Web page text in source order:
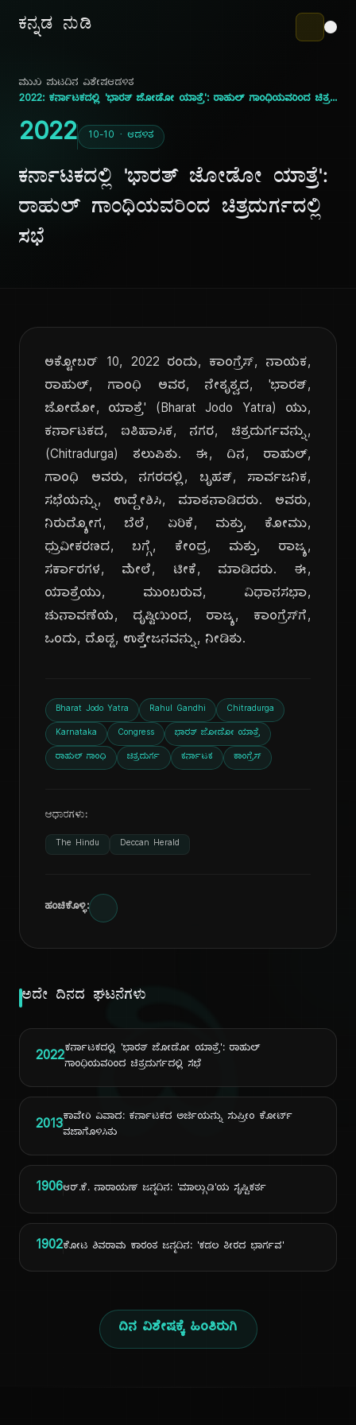
ಕನ್ನಡ ನುಡಿ
ದಿ
ಮುಖ ಪುಟದಿನ ವಿಶೇಷಆಡಳಿತ
2022: ಕರ್ನಾಟಕದಲ್ಲಿ 'ಭಾರತ್ ಜೋಡೋ ಯಾತ್ರೆ': ರಾಹುಲ್ ಗಾಂಧಿಯವರಿಂದ ಚಿತ್ರದುರ್ಗದಲ್ಲಿ ಸಭೆ
2022 10-10 · ಆಡಳಿತ
ಕರ್ನಾಟಕದಲ್ಲಿ 'ಭಾರತ್ ಜೋಡೋ ಯಾತ್ರೆ':
ರಾಹುಲ್ ಗಾಂಧಿಯವರಿಂದ ಚಿತ್ರದುರ್ಗದಲ್ಲಿ
ಸಭೆ
ಅಕ್ಟೋಬರ್ 10, 2022 ರಂದು, ಕಾಂಗ್ರೆಸ್, ನಾಯಕ,
ರಾಹುಲ್, ಗಾಂಧಿ ಅವರ, ನೇತೃತ್ವದ, 'ಭಾರತ್,
ಜೋಡೋ, ಯಾತ್ರೆ' (Bharat Jodo Yatra) ಯು,
ಕರ್ನಾಟಕದ, ಐತಿಹಾಸಿಕ, ನಗರ, ಚಿತ್ರದುರ್ಗವನ್ನು,
(Chitradurga) ತಲುಪಿತು. ಈ, ದಿನ, ರಾಹುಲ್,
ಗಾಂಧಿ ಅವರು, ನಗರದಲ್ಲಿ, ಬೃಹತ್, ಸಾರ್ವಜನಿಕ,
ಸಭೆಯನ್ನು, ಉದ್ದೇಶಿಸಿ, ಮಾತನಾಡಿದರು. ಅವರು,
ನಿರುದ್ಯೋಗ, ಬೆಲೆ, ಏರಿಕೆ, ಮತ್ತು, ಕೋಮು,
ಧ್ರುವೀಕರಣದ, ಬಗ್ಗೆ, ಕೇಂದ್ರ, ಮತ್ತು, ರಾಜ್ಯ,
ಸರ್ಕಾರಗಳ, ಮೇಲೆ, ಟೀಕೆ, ಮಾಡಿದರು. ಈ,
ಯಾತ್ರೆಯು, ಮುಂಬರುವ, ವಿಧಾನಸಭಾ,
ಚುನಾವಣೆಯ, ದೃಷ್ಟಿಯಿಂದ, ರಾಜ್ಯ, ಕಾಂಗ್ರೆಸ್‌ಗೆ,
ಒಂದು, ದೊಡ್ಡ, ಉತ್ತೇಜನವನ್ನು, ನೀಡಿತು.
Bharat Jodo Yatra Rahul Gandhi Chitradurga
Karnataka Congress ಭಾರತ್ ಜೋಡೋ ಯಾತ್ರೆ
ರಾಹುಲ್ ಗಾಂಧಿ ಚಿತ್ರದುರ್ಗ ಕರ್ನಾಟಕ ಕಾಂಗ್ರೆಸ್
ಆಧಾರಗಳು:
The Hindu Deccan Herald
ಹಂಚಿಕೊಳ್ಳಿ:
ಅದೇ ದಿನದ ಘಟನೆಗಳು
2022ಕರ್ನಾಟಕದಲ್ಲಿ 'ಭಾರತ್ ಜೋಡೋ ಯಾತ್ರೆ': ರಾಹುಲ್
ಗಾಂಧಿಯವರಿಂದ ಚಿತ್ರದುರ್ಗದಲ್ಲಿ ಸಭೆ
2013ಕಾವೇರಿ ವಿವಾದ: ಕರ್ನಾಟಕದ ಅರ್ಜಿಯನ್ನು ಸುಪ್ರೀಂ ಕೋರ್ಟ್
ವಜಾಗೊಳಿಸಿತು
1906ಆರ್.ಕೆ. ನಾರಾಯಣ್ ಜನ್ಮದಿನ: 'ಮಾಲ್ಗುಡಿ'ಯ ಸೃಷ್ಟಿಕರ್ತ
1902ಕೋಟ ಶಿವರಾಮ ಕಾರಂತ ಜನ್ಮದಿನ: 'ಕಡಲ ತೀರದ ಭಾರ್ಗವ'
ದಿನ ವಿಶೇಷಕ್ಕೆ ಹಿಂತಿರುಗಿ